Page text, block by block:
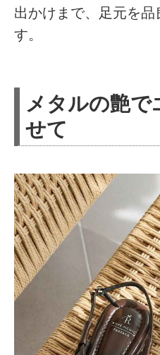
出かけまで、足元を
す。
メタルの艶で
せて